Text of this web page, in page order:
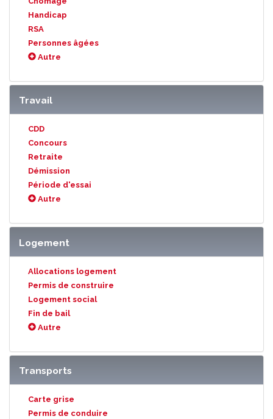
Handicap
RSA
Personnes âgées
Autre
Travail
CDD
Concours
Retraite
Démission
Période d'essai
Autre
Logement
Allocations logement
Permis de construire
Logement social
Fin de bail
Autre
Transports
Carte grise
Permis de conduire